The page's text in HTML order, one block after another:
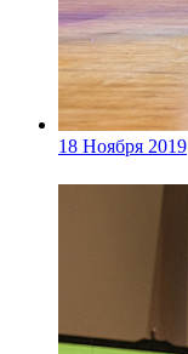
18 Ноября 2019